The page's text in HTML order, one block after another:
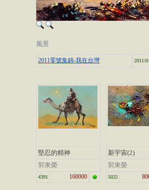
風景
2011零號集錦-我在台灣 2011/
堅忍的精神
郭東榮
4391 160000
新宇宙(2)
郭東榮
5025